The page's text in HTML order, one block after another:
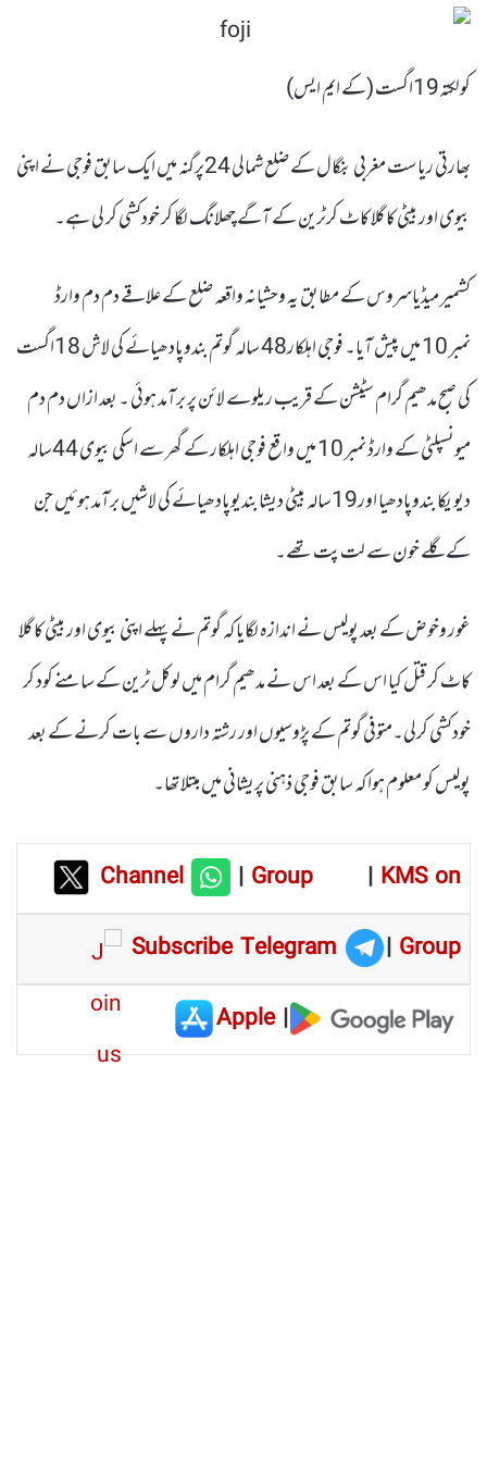
کولکتہ19اگست (کے ایم ایس)
بھارتی ریاست مغربی بنگال کے ضلع شمالی 24پرگنہ میں ایک سابق فوجی نے اپنی
بیوی اور بیٹی کا گلا کاٹ کرٹرین کے آگے چھلانگ لگا کر خودکشی کر لی ہے۔
کشمیر میڈیاسروس کے مطابق یہ وحشیانہ واقعہ ضلع کے علاقے دم دم وارڈ
نمبر 10 میں پیش آیا۔ فوجی اہلکار48 سالہ گوتم بندوپادھیائے کی لاش 18اگست
کی صبح مدھیم گرام سٹیشن کے قریب ریلوے لائن پر برآمد ہوئی ۔ بعد ازاں دم دم
میونسپلٹی کے وارڈ نمبر 10 میں واقع فوجی اہلکار کے گھر سے اسکی بیوی 44سالہ
دیویکا بندوپادھیا اور19سالہ بیٹی دیشا بندیوپادھیائے کی لاشیں برآمد ہوئیں جن
کے گلے خون سے لت پت تھے۔
غور وخوض کے بعد پولیس نے اندازہ لگایا کہ گوتم نے پہلے اپنی بیوی اور بیٹی کا گلا
کاٹ کر قتل کیا اس کے بعد اس نے مدھیم گرام میں لوکل ٹرین کے سامنے کود کر
خودکشی کرلی۔متوفی گوتم کے پڑوسیوں اور رشتہ داروں سے بات کرنے کے بعد
پولیس کو معلوم ہوا کہ سابق فوجی ذہنی پریشانی میں مبتلا تھا۔
Channel |Group | KMS on
Subscribe Telegram
| Group
|
Apple